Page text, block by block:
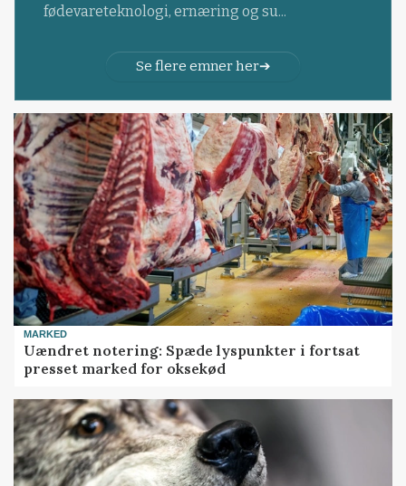
fødevareteknologi, ernæring og su...
Se flere emner her
MARKED
Uændret notering: Spæde lyspunkter i fortsat
presset marked for oksekød